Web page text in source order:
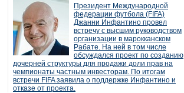
Президент Международной
федерации футбола (FIFA)
Джанни Инфантино провел
встречу с высшим руководством
организации в марокканском
Рабате. На ней в том числе
обсуждался проект по созданию
дочерней структуры для продажи доли прав на
чемпионаты частным инвесторам. По итогам
встречи FIFA заявила о поддержке Инфантино и
отказе от проекта.